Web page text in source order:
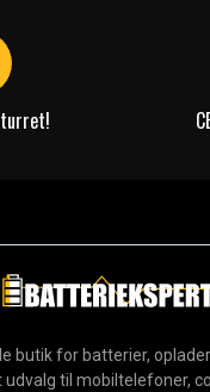
butik for batterier,
udvalg til mobiltelefoner,